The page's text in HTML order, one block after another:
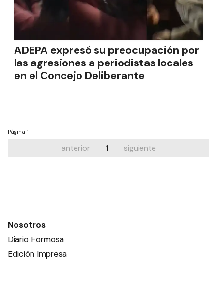
ADEPA expresó su preocupación por
las agresiones a periodistas locales
en el Concejo Deliberante
Página 1
anterior 1 siguiente
Nosotros
Diario Formosa
Edición Impresa